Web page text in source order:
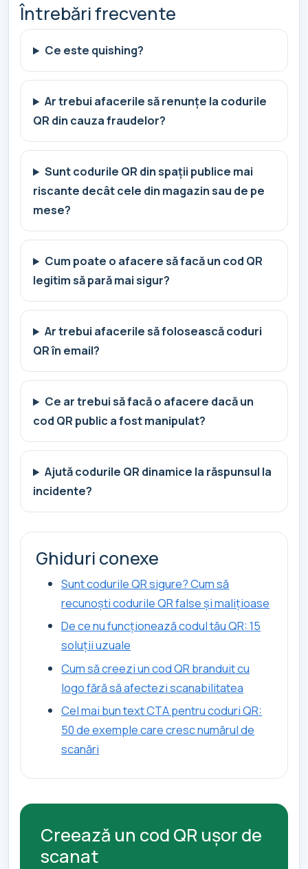
Întrebări frecvente
Ce este quishing?
Ar trebui afacerile să renunțe la codurile
QR din cauza fraudelor?
Sunt codurile QR din spații publice mai
riscante decât cele din magazin sau de pe
mese?
Cum poate o afacere să facă un cod QR
legitim să pară mai sigur?
Ar trebui afacerile să folosească coduri
QR în email?
Ce ar trebui să facă o afacere dacă un
cod QR public a fost manipulat?
Ajută codurile QR dinamice la răspunsul la
incidente?
Ghiduri conexe
Sunt codurile QR sigure? Cum să
recunoști codurile QR false și malițioase
De ce nu funcționează codul tău QR: 15
soluții uzuale
Cum să creezi un cod QR branduit cu
logo fără să afectezi scanabilitatea
Cel mai bun text CTA pentru coduri QR:
50 de exemple care cresc numărul de
scanări
Creează un cod QR ușor de
scanat